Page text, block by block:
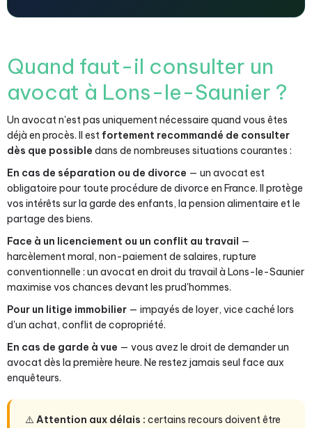
Quand faut-il consulter un
avocat à Lons-le-Saunier ?
Un avocat n'est pas uniquement nécessaire quand vous êtes
déjà en procès. Il est fortement recommandé de consulter
dès que possible dans de nombreuses situations courantes :
En cas de séparation ou de divorce — un avocat est
obligatoire pour toute procédure de divorce en France. Il protège
vos intérêts sur la garde des enfants, la pension alimentaire et le
partage des biens.
Face à un licenciement ou un conflit au travail —
harcèlement moral, non-paiement de salaires, rupture
conventionnelle : un avocat en droit du travail à Lons-le-Saunier
maximise vos chances devant les prud'hommes.
Pour un litige immobilier — impayés de loyer, vice caché lors
d'un achat, conflit de copropriété.
En cas de garde à vue — vous avez le droit de demander un
avocat dès la première heure. Ne restez jamais seul face aux
enquêteurs.
⚠️ Attention aux délais : certains recours doivent être